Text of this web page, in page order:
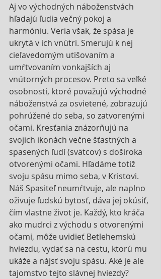
Aj vo východných náboženstvách
hľadajú ľudia večný pokoj a
harmóniu. Veria však, že spása je
ukrytá v ich vnútri. Smerujú k nej
cieľavedomým utišovaním a
umŕtvovaním vonkajších aj
vnútorných procesov. Preto sa veľké
osobnosti, ktoré považujú východné
náboženstvá za osvietené, zobrazujú
pohrúžené do seba, so zatvorenými
očami. Kresťania znázorňujú na
svojich ikonách večne šťastných a
spasených ľudí (svätcov) s doširoka
otvorenými očami. Hľadáme totiž
svoju spásu mimo seba, v Kristovi.
Náš Spasiteľ neumŕtvuje, ale naplno
oživuje ľudskú bytosť, dáva jej okúsiť,
čím vlastne život je. Každý, kto kráča
ako mudrci z východu s otvorenými
očami, môže uvidieť Betlehemskú
hviezdu, vydať sa na cestu, ktorú mu
ukáže a nájsť svoju spásu. Aké je ale
tajomstvo tejto slávnej hviezdy?